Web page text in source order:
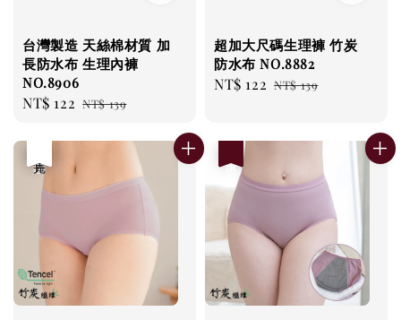
台灣製造 天絲棉材質 加
長防水布 生理內褲
NO.8906
Sale
NT$ 122 Regular
NT$ 139
超加大尺碼生理褲 竹炭
防水布 NO.8882
Sale
NT$ 122 Regular
NT$ 139